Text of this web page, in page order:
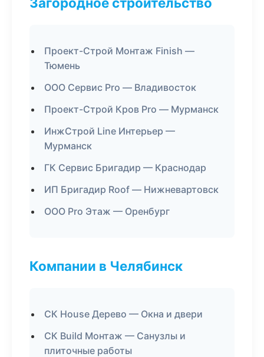
Проект-Строй Монтаж Finish —
Тюмень
ООО Сервис Pro — Владивосток
Проект-Строй Кров Pro — Мурманск
ИнжСтрой Line Интерьер —
Мурманск
ГК Сервис Бригадир — Краснодар
ИП Бригадир Roof — Нижневартовск
ООО Pro Этаж — Оренбург
Компании в Челябинск
СК House Дерево — Окна и двери
СК Build Монтаж — Санузлы и
плиточные работы